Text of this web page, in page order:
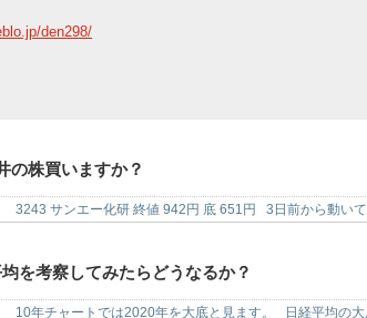
den298/
の株買いますか？
3243 サンエー化研 終値 942円 底 651円 3日前から動い
均を考察してみたらどうなるか？
10年チャートでは2020年を大底と見ます。 日経平均